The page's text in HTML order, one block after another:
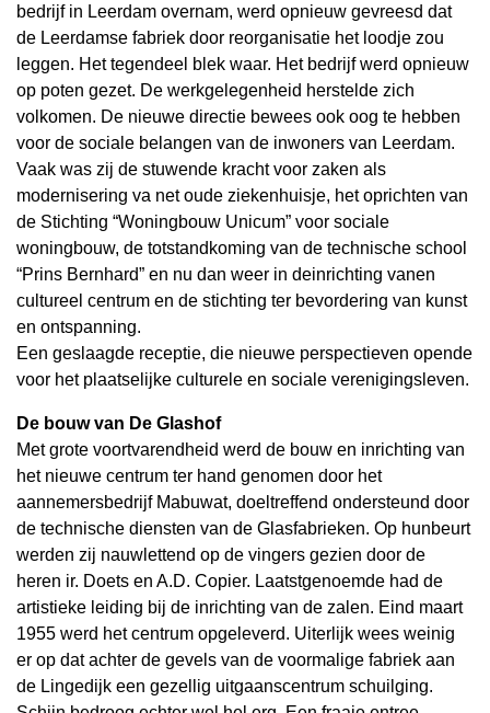
bedrijf in Leerdam overnam, werd opnieuw gevreesd dat
de Leerdamse fabriek door reorganisatie het loodje zou
leggen. Het tegendeel blek waar. Het bedrijf werd opnieuw
op poten gezet. De werkgelegenheid herstelde zich
volkomen. De nieuwe directie bewees ook oog te hebben
voor de sociale belangen van de inwoners van Leerdam.
Vaak was zij de stuwende kracht voor zaken als
modernisering va net oude ziekenhuisje, het oprichten van
de Stichting “Woningbouw Unicum” voor sociale
woningbouw, de totstandkoming van de technische school
“Prins Bernhard” en nu dan weer in deinrichting vanen
cultureel centrum en de stichting ter bevordering van kunst
en ontspanning.
Een geslaagde receptie, die nieuwe perspectieven opende
voor het plaatselijke culturele en sociale verenigingsleven.
De bouw van De Glashof
Met grote voortvarendheid werd de bouw en inrichting van
het nieuwe centrum ter hand genomen door het
aannemersbedrijf Mabuwat, doeltreffend ondersteund door
de technische diensten van de Glasfabrieken. Op hunbeurt
werden zij nauwlettend op de vingers gezien door de
heren ir. Doets en A.D. Copier. Laatstgenoemde had de
artistieke leiding bij de inrichting van de zalen. Eind maart
1955 werd het centrum opgeleverd. Uiterlijk wees weinig
er op dat achter de gevels van de voormalige fabriek aan
de Lingedijk een gezellig uitgaanscentrum schuilging.